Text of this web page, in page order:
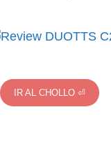
IR AL CHOLLO ⏎